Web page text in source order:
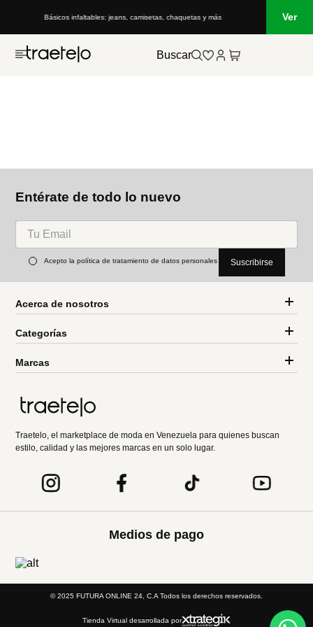
Básicos infaltables: jeans, camisetas, chaquetas y más Ver
Buscar
Entérate de todo lo nuevo
Acepto la política de tratamiento de datos personales Suscribirse
Acerca de nosotros
Categorías
Marcas
Traetelo, el marketplace de moda en Venezuela para quienes buscan
estilo, calidad y las mejores marcas en un solo lugar.
Medios de pago
© 2025 FUTURA ONLINE 24, C.A Todos los derechos reservados.
Tienda Virtual desarrollada por